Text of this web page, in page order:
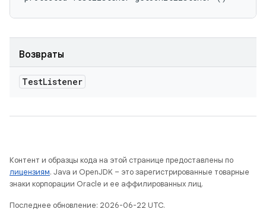
Возвраты
TestListener
Контент и образцы кода на этой странице предоставлены по
лицензиям. Java и OpenJDK – это зарегистрированные товарные
знаки корпорации Oracle и ее аффилированных лиц.
Последнее обновление: 2026-06-22 UTC.